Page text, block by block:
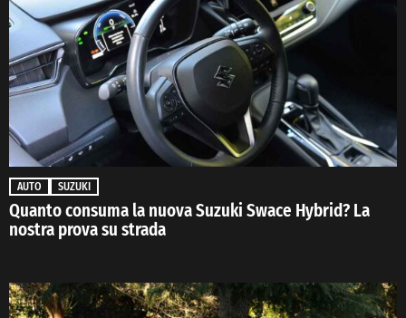
AUTO SUZUKI
Quanto consuma la nuova Suzuki Swace Hybrid? La
nostra prova su strada